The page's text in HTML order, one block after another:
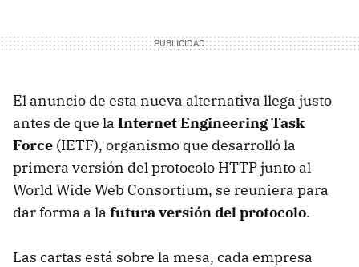
El anuncio de esta nueva alternativa llega justo
antes de que la Internet Engineering Task
Force (IETF), organismo que desarrolló la
primera versión del protocolo HTTPjunto al
World Wide Web Consortium, se reuniera para
dar forma a la futura versión del protocolo.
Las cartas está sobre la mesa, cada empresa